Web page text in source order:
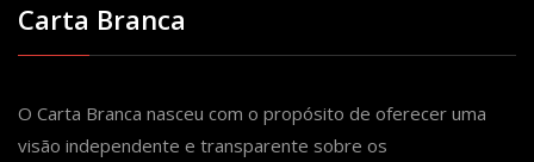
Carta Branca
O Carta Branca nasceu com o propósito de oferecer uma
visão independente e transparente sobre os